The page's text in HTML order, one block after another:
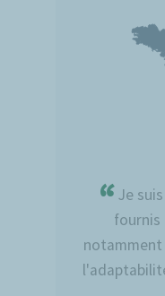
“Je
fournis
notamment